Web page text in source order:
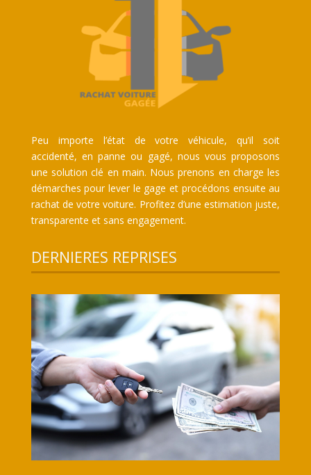
Peu importe l’état de votre véhicule, qu’il soit
accidenté, en panne ou gagé, nous vous proposons
une solution clé en main. Nous prenons en charge les
démarches pour lever le gage et procédons ensuite au
rachat de votre voiture. Profitez d’une estimation juste,
transparente et sans engagement.
DERNIERES REPRISES